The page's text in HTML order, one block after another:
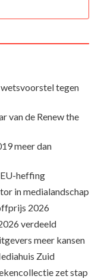
tegen
van de Renew the
meer dan
heffing
in medialandschap
2026
verdeeld
meer kansen
Zuid
zet stap